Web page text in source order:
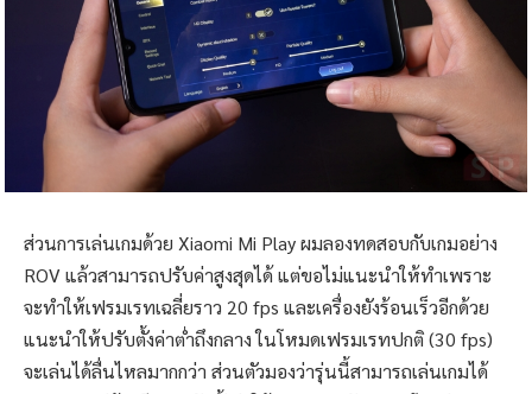
ในส่วนของการประมวลผล Xiaomi Mi Play มาพร้อมชิปเซ็ต
MediaTek Helio P35 (MT6765) Ram 4 GB พื้นที่เก็บข้อมูลใน
ตัวเครื่อง 64 GB โดยรวมสมาร์ทโฟนรุ่นนี้ตอบโจทย์การใช้งาน
ทั่วไปได้เป็นอย่างดีไม่ว่าจะเล่นโซเชียล, เล่นอินเทอร์เน็ต หรือจะ
ใช้รับชม Youtube, LINE TV, Netflix ก็สามารถทำได้